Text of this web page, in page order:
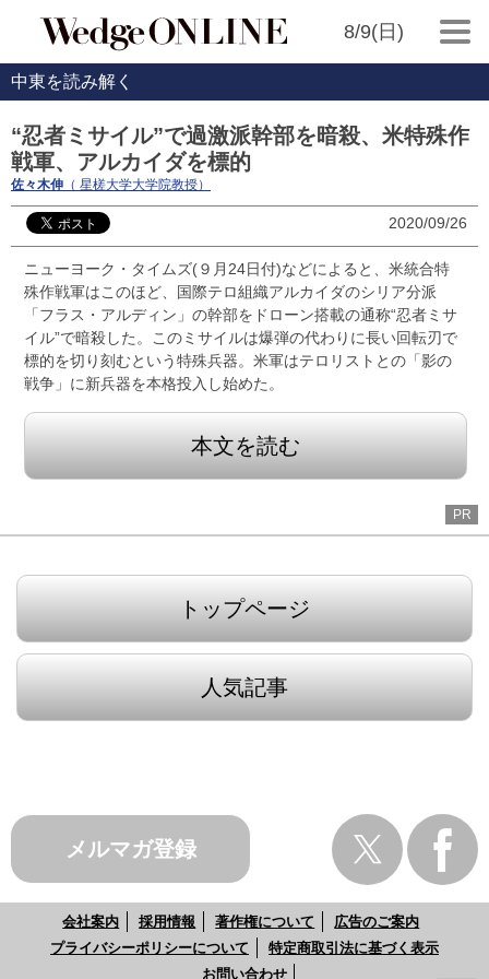
8/9(日)
中東を読み解く
“忍者ミサイル”で過激派幹部を暗殺、米特殊作
戦軍、アルカイダを標的
佐々木伸 （ 星槎大学大学院教授）
2020/09/26
ニューヨーク・タイムズ(９月24日付)などによると、米統合特
殊作戦軍はこのほど、国際テロ組織アルカイダのシリア分派
「フラス・アルディン」の幹部をドローン搭載の通称“忍者ミサ
イル”で暗殺した。このミサイルは爆弾の代わりに長い回転刃で
標的を切り刻むという特殊兵器。米軍はテロリストとの「影の
戦争」に新兵器を本格投入し始めた。
本文を読む
PR
トップページ
人気記事
メルマガ登録
会社案内 採用情報 著作権について
広告のご案内
プライバシーポリシーについて
特定商取引法に基づく表示
お問い合わせ